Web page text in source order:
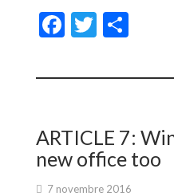
F
e
o
o
k
T
itt ta
er
ARTICLE 7:
new office too
7 novembre 2016